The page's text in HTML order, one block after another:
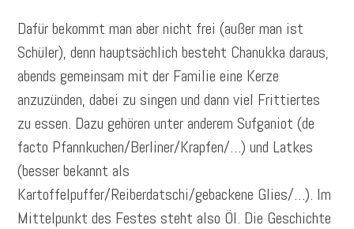
Dafür bekommt man aber nicht frei (außer man ist
Schüler), denn hauptsächlich besteht Chanukka daraus,
abends gemeinsam mit der Familie eine Kerze
anzuzünden, dabei zu singen und dann viel Frittiertes
zu essen. Dazu gehören unter anderem Sufganiot (de
facto Pfannkuchen/Berliner/Krapfen/…) und Latkes
(besser bekannt als
Kartoffelpuffer/Reiberdatschi/gebackene Glies/…). Im
Mittelpunkt des Festes steht also Öl. Die Geschichte